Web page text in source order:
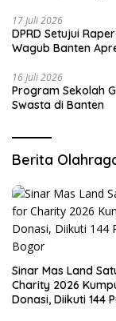
17 Juli 2026
DPRD Setujui
Wagub Banten
16 Juli 2026
Program Sekolah
Swasta di Banten
Berita
Sinar Mas Land
Charity 2026
Donasi, Diikuti 144